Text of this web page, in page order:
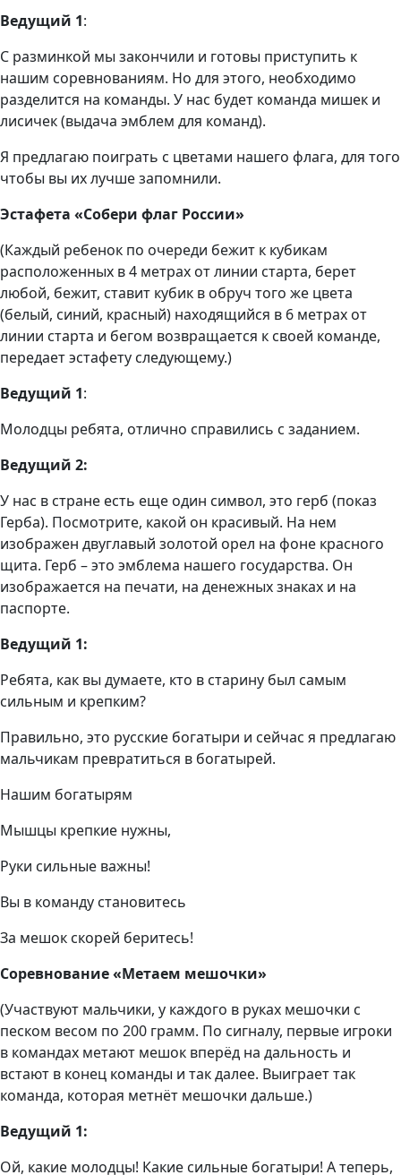
Ведущий 1:
С разминкой мы закончили и готовы приступить к
нашим соревнованиям. Но для этого, необходимо
разделится на команды. У нас будет команда мишек и
лисичек (выдача эмблем для команд).
Я предлагаю поиграть с цветами нашего флага, для того
чтобы вы их лучше запомнили.
Эстафета «Собери флаг России»
(Каждый ребенок по очереди бежит к кубикам
расположенных в 4 метрах от линии старта, берет
любой, бежит, ставит кубик в обруч того же цвета
(белый, синий, красный) находящийся в 6 метрах от
линии старта и бегом возвращается к своей команде,
передает эстафету следующему.)
Ведущий 1:
Молодцы ребята, отлично справились с заданием.
Ведущий 2:
У нас в стране есть еще один символ, это герб (показ
Герба). Посмотрите, какой он красивый. На нем
изображен двуглавый золотой орел на фоне красного
щита. Герб – это эмблема нашего государства. Он
изображается на печати, на денежных знаках и на
паспорте.
Ведущий 1:
Ребята, как вы думаете, кто в старину был самым
сильным и крепким?
Правильно, это русские богатыри и сейчас я предлагаю
мальчикам превратиться в богатырей.
Нашим богатырям
Мышцы крепкие нужны,
Руки сильные важны!
Вы в команду становитесь
За мешок скорей беритесь!
Соревнование «Метаем мешочки»
(Участвуют мальчики, у каждого в руках мешочки с
песком весом по 200 грамм. По сигналу, первые игроки
в командах метают мешок вперёд на дальность и
встают в конец команды и так далее. Выиграет так
команда, которая метнёт мешочки дальше.)
Ведущий 1:
Ой, какие молодцы! Какие сильные богатыри! А теперь,